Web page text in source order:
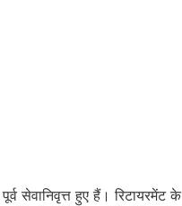
सेवानिवृत्त हुए हैं। रिटायरमेंट के